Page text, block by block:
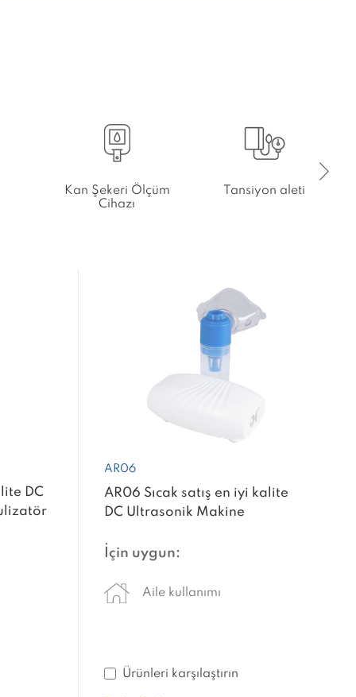
Kan Şekeri Ölçüm
Cihazı
Tansiyon aleti
DC
AR06
AR06 Sıcak satış en iyi kalite
DC Ultrasonik Makine
İçin uygun:
Aile kullanımı
Ürünleri karşılaştırın